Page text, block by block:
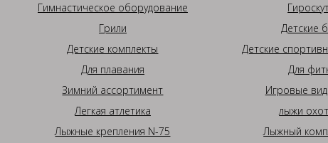
Гимнастическое оборудование
Грили
Детские
Детские комплекты
Детские
Для плавания
Для
Зимний ассортимент
Игровые
Легкая атлетика
лыжи
Лыжные крепления N-75
Лыжный